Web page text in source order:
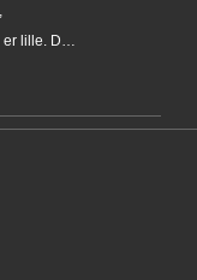
lille. Det